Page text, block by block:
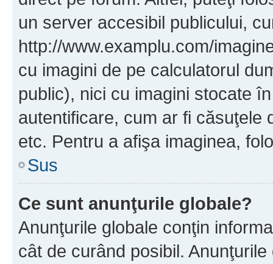
un server accesibil publicului,
http://www.examplu.com/
cu imagini de pe calculatorul
public), nici cu imagini stocate
autentificare, cum ar fi căsuţele
etc. Pentru a afişa imaginea,
Sus
Ce sunt anunţurile globale?
Anunţurile globale conţin
cât de curând posibil.